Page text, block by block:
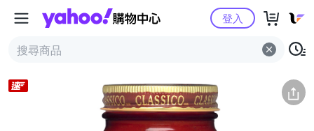
Yahoo購物中心
登入
簡介 評價 (3) 猜你喜歡